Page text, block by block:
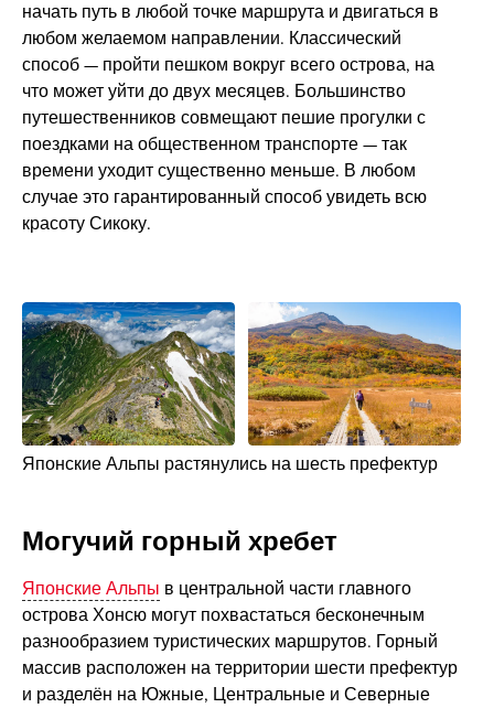
начать путь в любой точке маршрута и двигаться в
любом желаемом направлении. Классический
способ — пройти пешком вокруг всего острова, на
что может уйти до двух месяцев. Большинство
путешественников совмещают пешие прогулки с
поездками на общественном транспорте — так
времени уходит существенно меньше. В любом
случае это гарантированный способ увидеть всю
красоту Сикоку.
Японские Альпы растянулись на шесть префектур
Могучий горный хребет
Японские Альпы в центральной части главного
острова Хонсю могут похвастаться бесконечным
разнообразием туристических маршрутов. Горный
массив расположен на территории шести префектур
и разделён на Южные, Центральные и Северные